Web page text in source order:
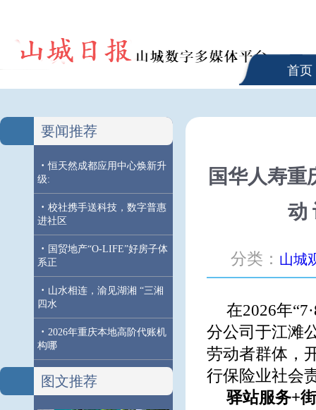
首页
要闻推荐
· 恒天然成都应用中心焕新升
级:
· 校社携手送科技，数字普惠
进社区
· 国贸地产“O-LIFE”好房子体
系正
· 山水相连，渝见湖湘 “三湘
四水
· 2026年重庆本地高阶代账机
构哪
图文推荐
国华人寿重
动
分类： 山城
在2026年
分公司于江滩
劳动者群体，
行保险业社会
驿站服务+